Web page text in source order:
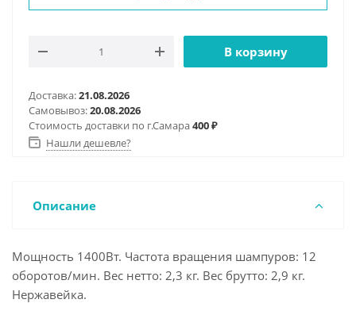
В корзину
Доставка:21.08.2026
Самовывоз:20.08.2026
Стоимость доставки по г.Самара400 ₽
Нашли дешевле?
Описание
Мощность 1400Вт. Частота вращения шампуров: 12
оборотов/мин. Вес нетто: 2,3 кг. Вес брутто: 2,9 кг.
Нержавейка.